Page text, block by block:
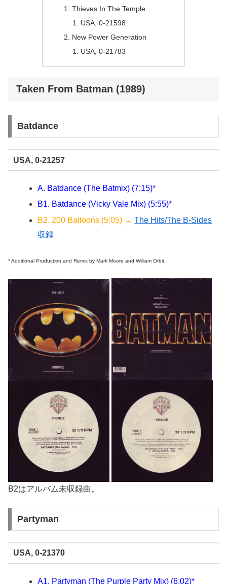
Thieves In The Temple
USA, 0-21598
New Power Generation
USA, 0-21783
Taken From Batman (1989)
Batdance
USA, 0-21257
A. Batdance (The Batmix) (7:15)*
B1. Batdance (Vicky Vale Mix) (5:55)*
B2. 200 Balloons (5:05) →The Hits/The B-Sides
収録
* Additional Pruduction and Remix by Mark Moore and William Orbit.
B2はアルバム未収録曲。
Partyman
USA, 0-21370
A1. Partyman (The Purple Party Mix) (6:02)*